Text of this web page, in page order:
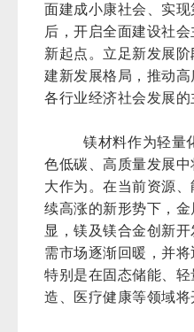
面建成小康社会、实
后，开启全面建设社
新起点。立足新发展
建新发展格局，推动
各行业经济社会发展的
镁材料作为轻量
色低碳、高质量发展
大作为。在当前资源
续高涨的新形势下，
显，镁及镁合金创新
需市场逐渐回暖，并将
特别是在固态储能、
造、医疗健康等领域将